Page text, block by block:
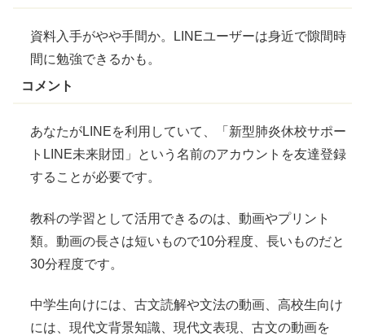
資料入手がやや手間か。LINEユーザーは身近で隙間時
間に勉強できるかも。
コメント
あなたがLINEを利用していて、「新型肺炎休校サポー
トLINE未来財団」という名前のアカウントを友達登録
することが必要です。
教科の学習として活用できるのは、動画やプリント
類。動画の長さは短いもので10分程度、長いものだと
30分程度です。
中学生向けには、古文読解や文法の動画、高校生向け
には、現代文背景知識、現代文表現、古文の動画を